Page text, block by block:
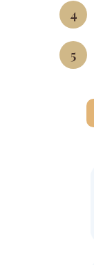
4
5